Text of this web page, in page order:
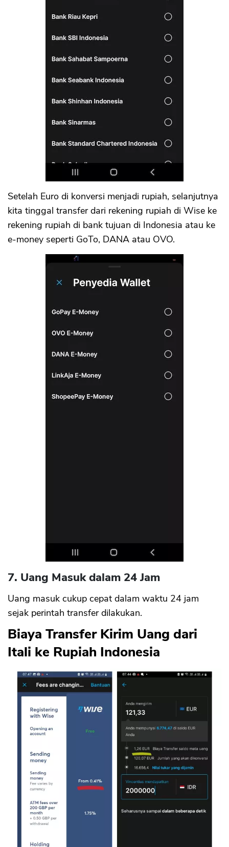
Setelah Euro di konversi menjadi rupiah, selanjutnya
kita tinggal transfer dari rekening rupiah di Wise ke
rekening rupiah di bank tujuan di Indonesia atau ke
e-money seperti GoTo, DANA atau OVO.
7. Uang Masuk dalam 24 Jam
Uang masuk cukup cepat dalam waktu 24 jam
sejak perintah transfer dilakukan.
Biaya Transfer Kirim Uang dari
Itali ke Rupiah Indonesia
OK
CANCEL